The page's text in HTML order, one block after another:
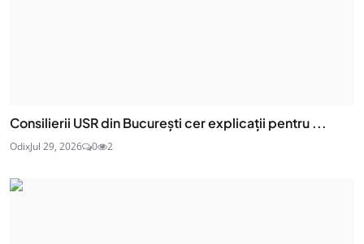
Consilierii USR din București cer explicații pentru ...
OdixJul 29, 2026 0 2